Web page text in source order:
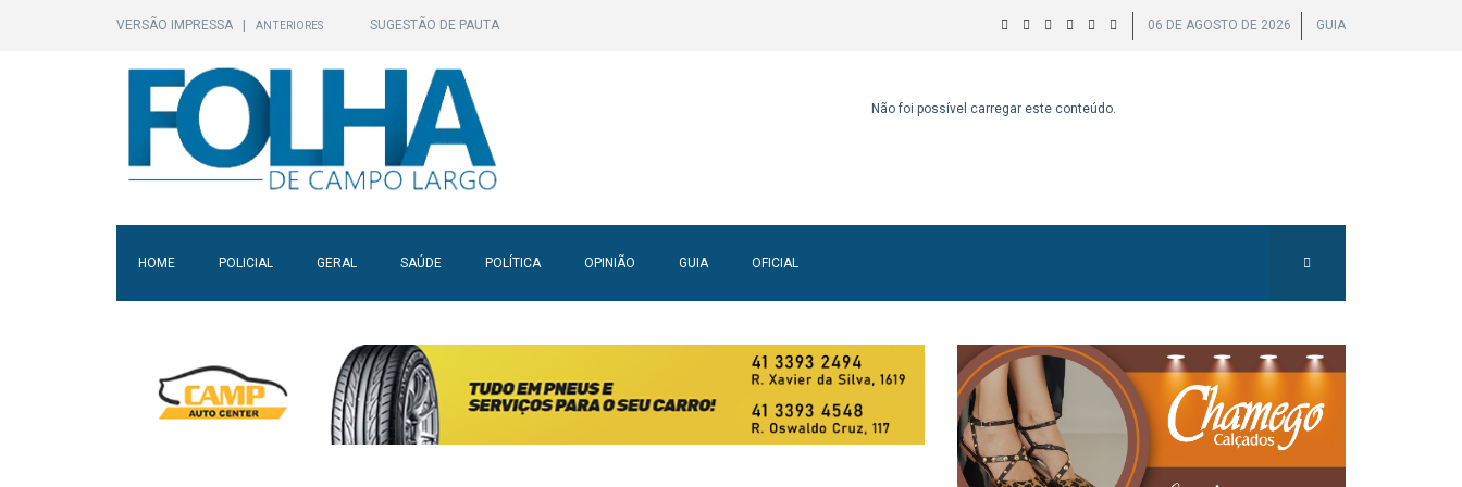
VERSÃO IMPRESSA ANTERIORES SUGESTÃO DE PAUTA 06 DE AGOSTO DE 2026 GUIA
Não foi possível carregar este conteúdo.
HOME POLICIAL GERAL SAÚDE POLÍTICA OPINIÃO GUIA OFICIAL